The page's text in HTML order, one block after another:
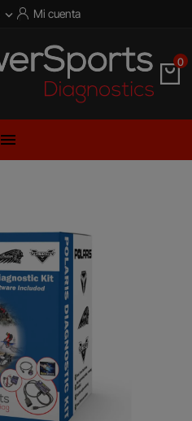
 Mi cuenta
0
